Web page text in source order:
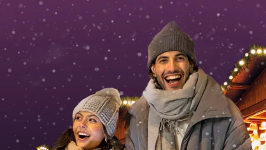
Tickets
INT AT CH
ES
UK
IT
NL
Tickets buchen